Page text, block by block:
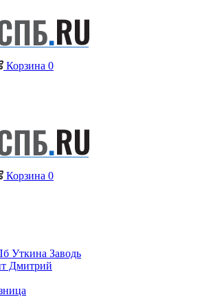
Корзина 0
Корзина 0
Уткина Заводь
Дмитрий